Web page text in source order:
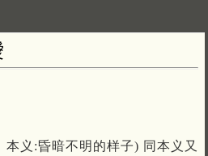
本义:昏暗不明的样子) 同本义又